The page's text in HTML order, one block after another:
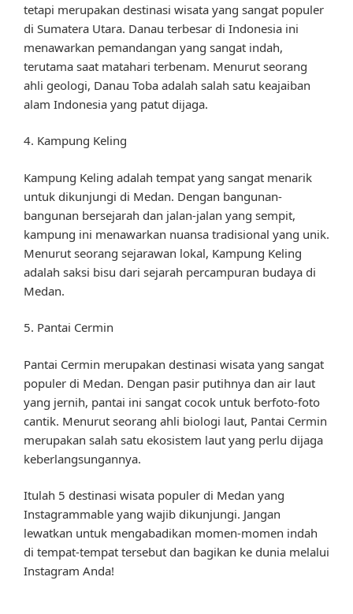
tetapi merupakan destinasi wisata yang sangat populer
di Sumatera Utara. Danau terbesar di Indonesia ini
menawarkan pemandangan yang sangat indah,
terutama saat matahari terbenam. Menurut seorang
ahli geologi, Danau Toba adalah salah satu keajaiban
alam Indonesia yang patut dijaga.
4. Kampung Keling
Kampung Keling adalah tempat yang sangat menarik
untuk dikunjungi di Medan. Dengan bangunan-
bangunan bersejarah dan jalan-jalan yang sempit,
kampung ini menawarkan nuansa tradisional yang unik.
Menurut seorang sejarawan lokal, Kampung Keling
adalah saksi bisu dari sejarah percampuran budaya di
Medan.
5. Pantai Cermin
Pantai Cermin merupakan destinasi wisata yang sangat
populer di Medan. Dengan pasir putihnya dan air laut
yang jernih, pantai ini sangat cocok untuk berfoto-foto
cantik. Menurut seorang ahli biologi laut, Pantai Cermin
merupakan salah satu ekosistem laut yang perlu dijaga
keberlangsungannya.
Itulah 5 destinasi wisata populer di Medan yang
Instagrammable yang wajib dikunjungi. Jangan
lewatkan untuk mengabadikan momen-momen indah
di tempat-tempat tersebut dan bagikan ke dunia melalui
Instagram Anda!